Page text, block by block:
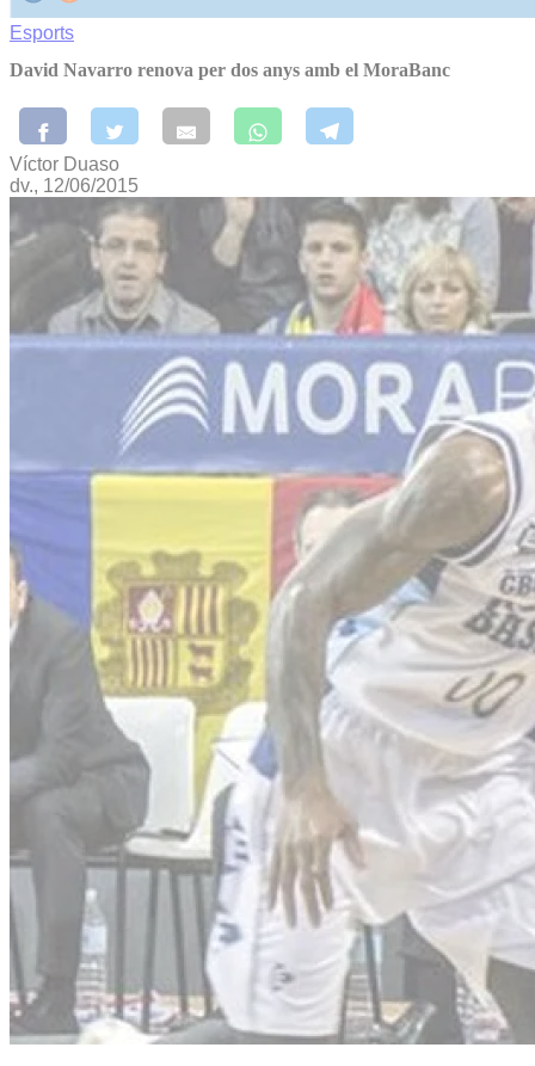
Esports
David Navarro renova per dos anys amb el MoraBanc
Víctor Duaso
dv., 12/06/2015